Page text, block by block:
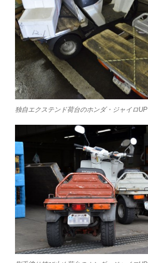
独自エクステンド荷台のホンダ・ジャイロUP